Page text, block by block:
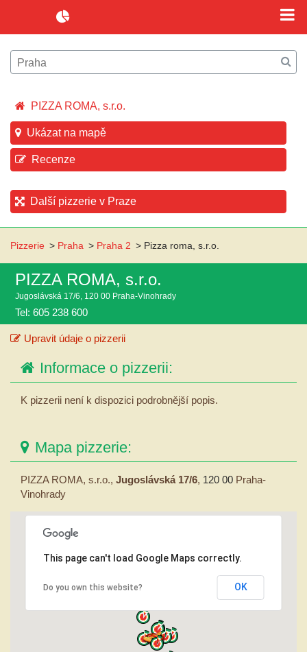
PIZZA ROMA, s.r.o.
Ukázat na mapě
Recenze
Další pizzerie v Praze
Pizzerie > Praha > Praha 2 > Pizza roma, s.r.o.
PIZZA ROMA, s.r.o.
Jugoslávská 17/6, 120 00 Praha-Vinohrady
Tel: 605 238 600
Upravit údaje o pizzerii
Informace o pizzerii:
K pizzerii není k dispozici podrobnější popis.
Mapa pizzerie:
PIZZA ROMA, s.r.o., Jugoslávská 17/6, 120 00 Praha-
Vinohrady
This page can't load Google Maps correctly.
Do you own this website? OK